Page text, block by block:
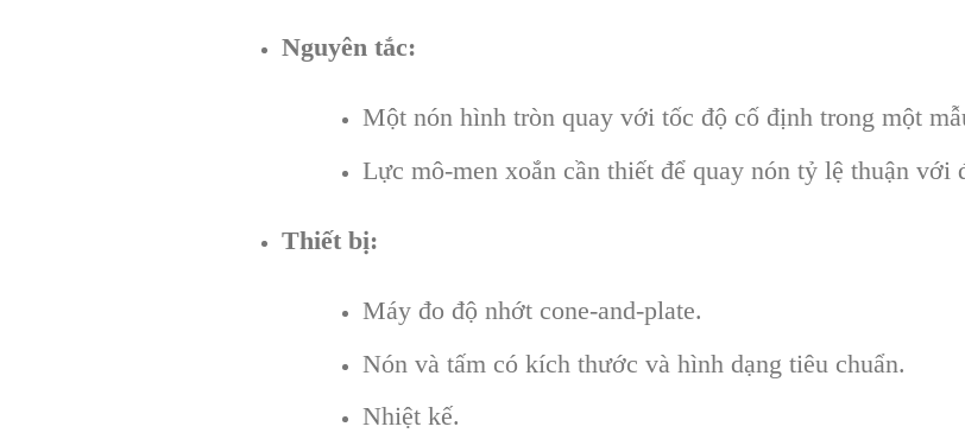
Nguyên tắc:
Một nón hình tròn quay với tốc độ cố định trong một
Lực mô-men xoắn cần thiết để quay nón tỷ lệ thuận với
Thiết bị:
Máy đo độ nhớt cone-and-plate.
Nón và tấm có kích thước và hình dạng tiêu chuẩn.
Nhiệt kế.